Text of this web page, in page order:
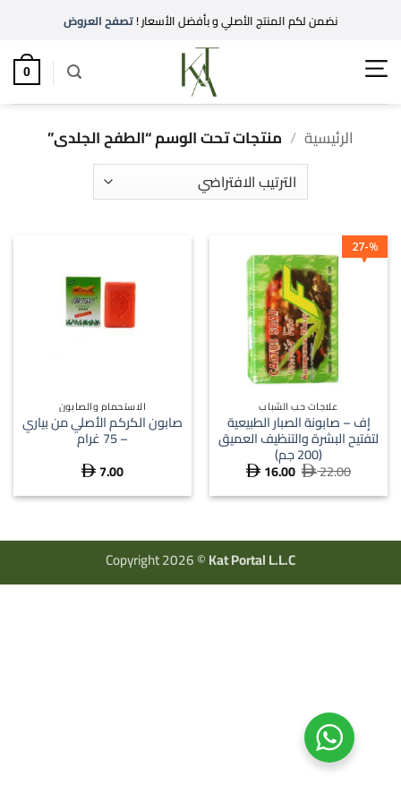
نضمن لكم المنتج الأصلي و بأفضل الأسعار !تصفح العروض
0
الرئيسية / منتجات تحت الوسم “الطفح الجلدى”
%
27
علاجات حب الشباب
إف – صابونة الصبار الطبيعية
لتفتيح البشرة والتنظيف العميق
(200 جم)
22.00
السعر
هو:
 16.00
السعر
هو:
الاستحمام والصابون
صابون الكركم الأصلي من بياري
– 75 غرام
 7.00
Copyright 2026 ©Kat Portal L.L.C